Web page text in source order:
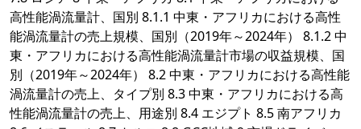
高性能渦流量計、国別 8.1.1 中東・アフリカにおける高性
能渦流量計の売上規模、国別（2019年～2024年） 8.1.2 中
東・アフリカにおける高性能渦流量計市場の収益規模、国
別（2019年～2024年） 8.2 中東・アフリカにおける高性能
渦流量計の売上、タイプ別 8.3 中東・アフリカにおける高
性能渦流量計の売上、用途別 8.4 エジプト 8.5 南アフリカ